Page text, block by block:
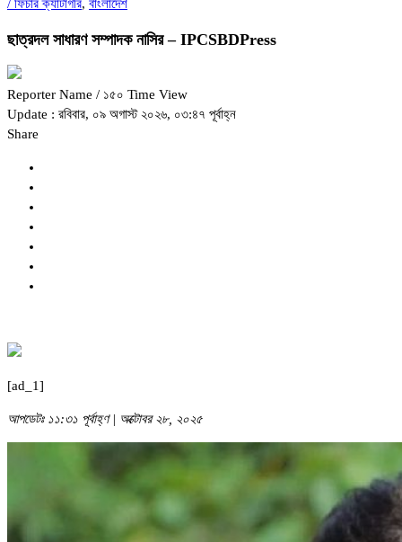
/ ফিচার ক্যাটাগরি, বাংলাদেশ
ছাত্রদল সাধারণ সম্পাদক নাসির – IPCSBDPress
Reporter Name / ১৫০ Time View
Update : রবিবার, ০৯ অগাস্ট ২০২৬, ০৩:৪৭ পূর্বাহ্ন
Share
[ad_1]
আপডেটঃ ১১:৩১ পূর্বাহ্ণ | অক্টোবর ২৮, ২০২৫